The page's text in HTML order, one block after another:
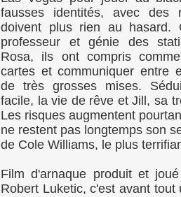
fausses identités, avec des
doivent plus rien au hasard.
professeur et génie des
Rosa, ils ont compris
cartes et communiquer entre
de très grosses mises.
facile, la vie de rêve et Jill, sa
Les risques augmentent
ne restent pas longtemps son
de Cole Williams, le plus
Film d'arnaque produit et
Robert Luketic, c'est avant